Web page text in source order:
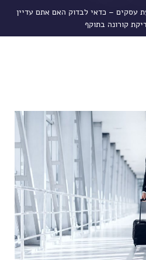
עסקים – כדאי לבדוק האם אתם עדיין
קורונה בתוקף